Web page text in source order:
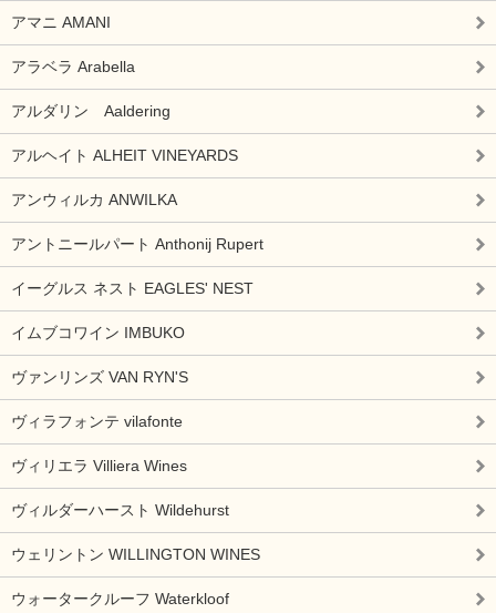
アマニ AMANI
アラベラ Arabella
アルダリン Aaldering
アルヘイト ALHEIT VINEYARDS
アンウィルカ ANWILKA
アントニールパート Anthonij Rupert
イーグルス ネスト EAGLES' NEST
イムブコワイン IMBUKO
ヴァンリンズ VAN RYN'S
ヴィラフォンテ vilafonte
ヴィリエラ Villiera Wines
ヴィルダーハースト Wildehurst
ウェリントン WILLINGTON WINES
ウォータークルーフ Waterkloof